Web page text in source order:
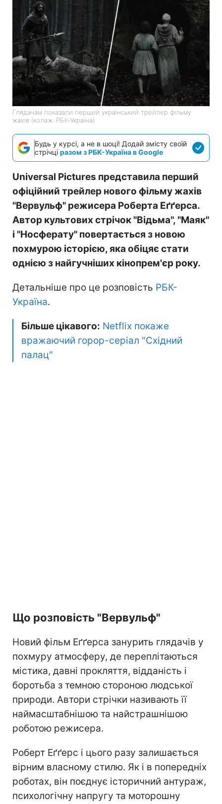
Глядачам показали перший український трейлер фільму
жахів (колаж: РБК-Україна)
Будь у курсі, а не в шоці! Додай змісту своїй
стрічці разом з РБК-Україна в Google
Universal Pictures представила перший
офіційний трейлер нового фільму жахів
"Вервульф" режисера Роберта Еґґерса.
Автор культових стрічок "Відьма", "Маяк"
і "Носферату" повертається з новою
похмурою історією, яка обіцяє стати
однією з найгучніших кінопрем'єр року.
Детальніше про це розповість РБК-
Україна.
Більше цікавого: Netflix покаже
вражаючий горор-серіал "Cхідний
палац"
Що розповість "Вервульф"
Новий фільм Еґґерса занурить глядачів у
похмуру атмосферу, де переплітаються
містика, давні прокляття, відданість і
боротьба з темною стороною людської
природи. Автори стрічки називають її
наймасштабнішою та найстрашнішою
роботою режисера.
Роберт Еґґерс і цього разу залишається
вірним власному стилю. Як і в попередніх
роботах, він поєднує історичний антураж,
психологічну напругу та моторошну